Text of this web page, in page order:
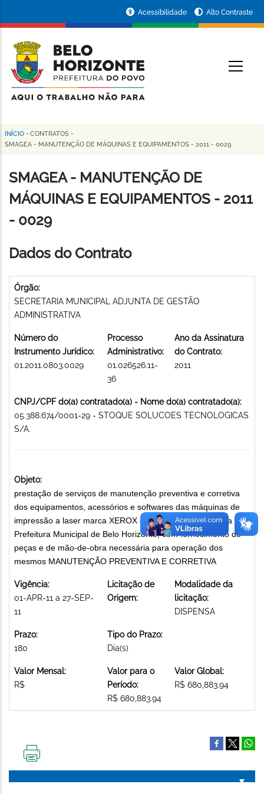
conteúdo
principal
da
Prefeitura
de
Horizonte
Acessibilidade Alto Contraste
Trilha
navegação
INÍCIO - CONTRATOS -
SMAGEA - MANUTENÇÃO DE MÁQUINAS E EQUIPAMENTOS - 2011 - 0029
SMAGEA - MANUTENÇÃO DE
MÁQUINAS E EQUIPAMENTOS - 2011
- 0029
Dados do Contrato
Órgão:
SECRETARIA MUNICIPAL ADJUNTA DE GESTÃO
ADMINISTRATIVA
Número do
Instrumento Jurídico:
01.2011.0803.0029
Processo
Administrativo:
01.026526.11-
36
Ano da Assinatura
do Contrato:
2011
CNPJ/CPF do(a) contratado(a) - Nome do(a) contratado(a):
05.388.674/0001-29 - STOQUE SOLUCOES TECNOLOGICAS
S/A.
Objeto:
prestação de serviços de manutenção preventiva e corretiva
dos equipamentos, acessórios e softwares das máquinas de
impressão a laser marca XEROX e CP BOURG, da gráfica da
Prefeitura Municipal de Belo Horizonte, com fornecimento de
peças e de mão-de-obra necessária para operação dos
mesmos MANUTENÇÃO PREVENTIVA E CORRETIVA
Vigência:
01-APR-11 a 27-SEP-
11
Licitação de
Origem:
Modalidade da
licitação:
DISPENSA
Prazo:
180
Tipo do Prazo:
Dia(s)
Valor Mensal:
R$
Valor para o
Período:
R$ 680,883.94
Valor Global:
R$ 680,883.94
PÁGINA